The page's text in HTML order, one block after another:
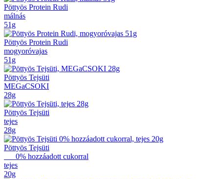
Pöttyös Protein Rudi
málnás
51g
Pöttyös Protein Rudi
mogyoróvajas
51g
Pöttyös Tejsüti
MEGaCSOKI
28g
Pöttyös Tejsüti
tejes
28g
Pöttyös Tejsüti
0% hozzáadott cukorral
tejes
20g